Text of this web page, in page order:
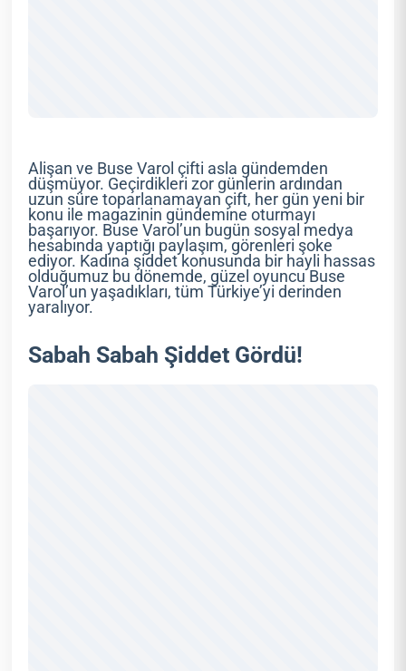
Alişan ve Buse Varol çifti asla gündemden
düşmüyor. Geçirdikleri zor günlerin ardından
uzun süre toparlanamayan çift, her gün yeni bir
konu ile magazinin gündemine oturmayı
başarıyor. Buse Varol’un bugün sosyal medya
hesabında yaptığı paylaşım, görenleri şoke
ediyor. Kadına şiddet konusunda bir hayli hassas
olduğumuz bu dönemde, güzel oyuncu Buse
Varol’un yaşadıkları, tüm Türkiye’yi derinden
yaralıyor.
Sabah Sabah Şiddet Gördü!